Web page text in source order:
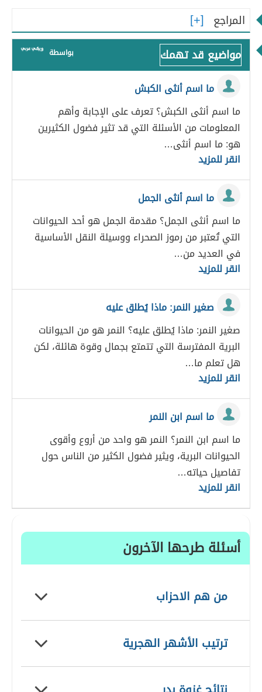
المراجع
مواضيع قد تهمك
بواسطة
ما اسم أنثى الكبش
ما اسم أنثى الكبش؟ تعرف على الإجابة وأهم
المعلومات من الأسئلة التي قد تثير فضول الكثيرين
هو: ما اسم أنثى…
انقر للمزيد
ما اسم أنثى الجمل
ما اسم أنثى الجمل؟ مقدمة الجمل هو أحد الحيوانات
التي تُعتبر من رموز الصحراء ووسيلة النقل الأساسية
في العديد من…
انقر للمزيد
صغير النمر: ماذا يُطلق عليه
صغير النمر: ماذا يُطلق عليه؟ النمر هو من الحيوانات
البرية المفترسة التي تتمتع بجمال وقوة هائلة، لكن
هل تعلم ما…
انقر للمزيد
ما اسم ابن النمر
ما اسم ابن النمر؟ النمر هو واحد من أروع وأقوى
الحيوانات البرية، ويثير فضول الكثير من الناس حول
تفاصيل حياته…
انقر للمزيد
أسئلة طرحها الآخرون
من هم الاحزاب
ترتيب الأشهر الهجرية